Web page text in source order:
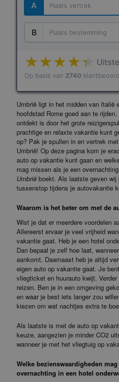
A
B
Op basis van 2740
Umbrië ligt in het midden van Italië
hoofdstad Rome goed aan te
ontdekt is door het grote
prachtige en relaxte vakantie kunt
op? Pak je spullen in en vertrek
Umbrië! Op deze pagina kom je
auto op vakantie kunt gaan en
mag missen als je een
Umbrië boekt. Als laatste geven
tussenstop tijdens je autovakantie
Waarom is het beter om met de
Wist je dat er meerdere voordelen
Allereerst ervaar je veel vrijheid
vakantie gaat. Heb je een hotel
Dan bepaal je zelf hoe laat,
aankomt. Daarnaast heb je altijd
eigen auto op vakantie gaat. Je
vliegticket en huurauto kwijt.
reizen. Ben je in een omgeving
en waar je best iets langer zou
kiezen om wat nachtjes extra te
Als laatste is met de auto op
keuze, aangezien je minder CO2
wanneer je met het vliegtuig op
Welke bezienswaardigheden
overnachting in een hotel